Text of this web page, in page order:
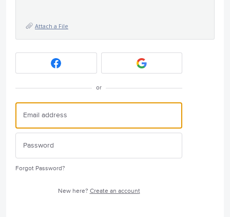
Attach a File
or
Forgot Password?
New here? Create an account